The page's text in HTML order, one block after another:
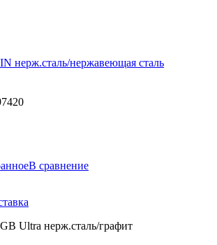
нерж.сталь/нержавеющая сталь
В сравнение
Ultra нерж.сталь/графит